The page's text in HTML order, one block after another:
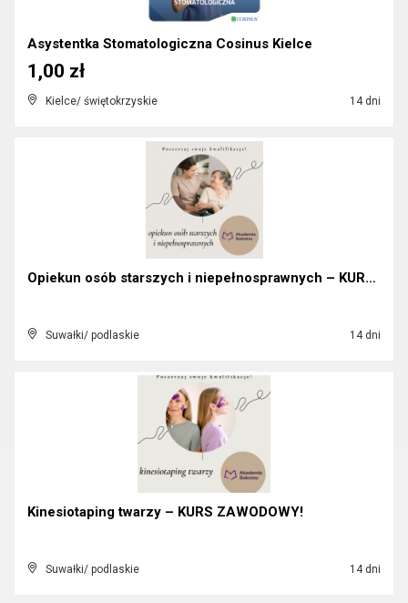
Asystentka Stomatologiczna Cosinus Kielce
Kielce/ świętokrzyskie 14 dni
1,00 zł
Opiekun osób starszych i niepełnosprawnych – KURS!...
Suwałki/ podlaskie 14 dni
Kinesiotaping twarzy – KURS ZAWODOWY!
Suwałki/ podlaskie 14 dni